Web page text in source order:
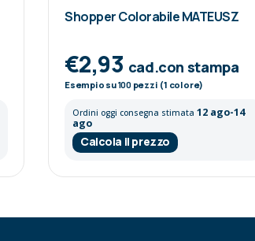
Shopper Colorabile MATEUSZ
€2,93 cad.con stampa
Esempio su100pezzi (1 colore)
Ordini oggi consegna stimata 12 ago-14
ago
Calcola il prezzo